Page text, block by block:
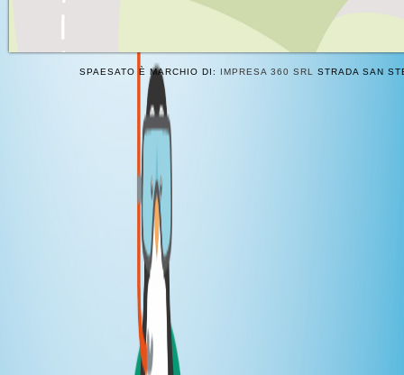
SPAESATO È MARCHIO DI: IMPRESA 360 SRL STRADA SAN